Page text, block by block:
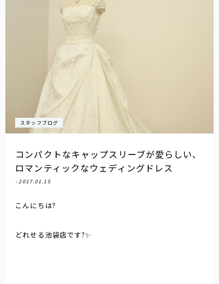
スタッフブログ
コンパクトなキャップスリーブが愛らしい、
ロマンティックなウェディングドレス
- 2017.01.15
こんにちは?
どれせる池袋店です?✨